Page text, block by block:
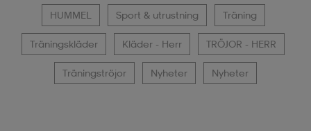
HUMMEL Sport & utrustning Träning
Träningskläder Kläder - Herr TRÖJOR - HERR
Träningströjor Nyheter Nyheter